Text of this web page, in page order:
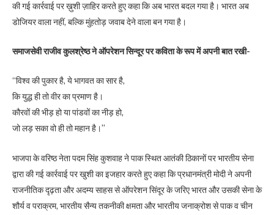
की गई कार्रवाई पर ख़ुशी ज़ाहिर करते हुए कहा कि अब भारत बदल गया है। भारत अब
डोजियर वाला नहीं, बल्कि मुंहतोड़ जवाब देने वाला बन गया है।
समाजसेवी राजीव कुलश्रेष्ठ ने ऑपरेशन सिन्दूर पर कविता के रूप में अपनी बात रखी-
“विश्व की पुकार है, ये भागवत का सार है,
कि युद्ध ही तो वीर का प्रमाण है।
कौरवों की भीड़ हो या पांडवों का नीड़ हो,
जो लड़ सका वो ही तो महान है।”
भाजपा के वरिष्ठ नेता पदम सिंह कुशवाह ने पाक स्थित आतंकी ठिकानों पर भारतीय सेना
द्वारा की गई कार्रवाई पर खुशी का इजहार करते हुए कहा कि प्रधानमंत्री मोदी ने अपनी
राजनीतिक दृढ़ता और अदम्य साहस से ऑपरेशन सिंदूर के जरिए भारत और उसकी सेना के
शौर्य व पराक्रम, भारतीय सैन्य तकनीकी क्षमता और भारतीय जनाक्रोश से पाक व चीन